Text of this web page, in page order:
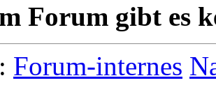
Forum gibt es
Forum-internes